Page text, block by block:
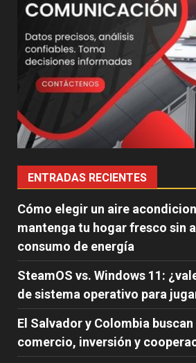
ENTRADAS RECIENTES
Cómo elegir un aire
mantenga tu hogar fresco sin
consumo de energía
SteamOS vs. Windows 11:
de sistema operativo para
El Salvador y Colombia
comercio, inversión y